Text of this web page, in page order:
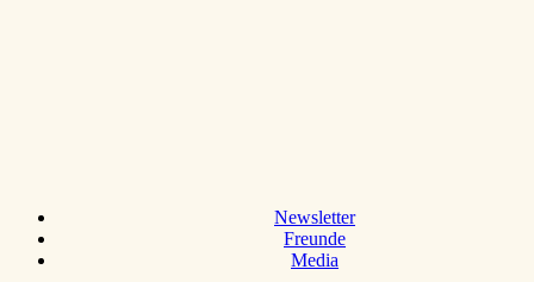
Newsletter
Freunde
Media